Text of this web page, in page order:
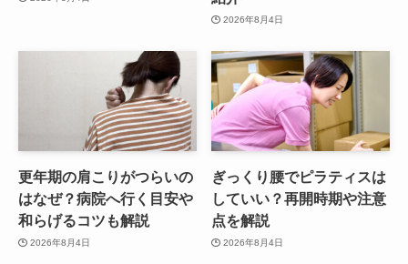
2026年8月4日
更年期の肩こりがつらいの
はなぜ？病院へ行く目安や
和らげるコツも解説
2026年8月4日
ぎっくり腰でピラティスは
していい？再開時期や注意
点を解説
2026年8月4日